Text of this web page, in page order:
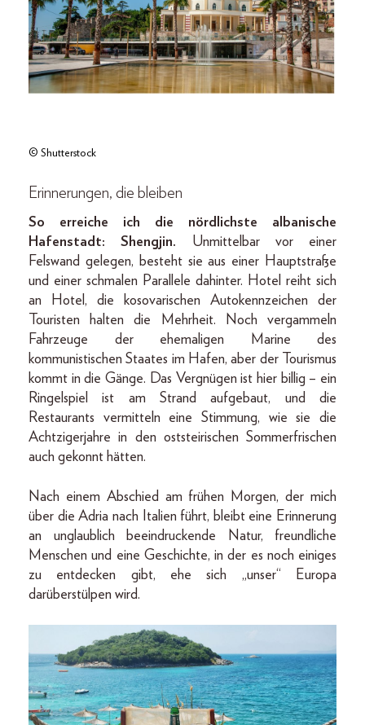
© Shutterstock
Erinnerungen, die bleiben
So erreiche ich die nördlichste albanische
Hafenstadt: Shengjin. Unmittelbar vor einer
Felswand gelegen, besteht sie aus einer Hauptstraße
und einer schmalen Parallele dahinter. Hotel reiht sich
an Hotel, die kosovarischen Autokennzeichen der
Touristen halten die Mehrheit. Noch vergammeln
Fahrzeuge der ehemaligen Marine des
kommunistischen Staates im Hafen, aber der Tourismus
kommt in die Gänge. Das Vergnügen ist hier billig – ein
Ringelspiel ist am Strand aufgebaut, und die
Restaurants vermitteln eine Stimmung, wie sie die
Achtzigerjahre in den oststeirischen Sommerfrischen
auch gekonnt hätten.
Nach einem Abschied am frühen Morgen, der mich
über die Adria nach Italien führt, bleibt eine Erinnerung
an unglaublich beeindruckende Natur, freundliche
Menschen und eine Geschichte, in der es noch einiges
zu entdecken gibt, ehe sich „unser“ Europa
darüberstülpen wird.